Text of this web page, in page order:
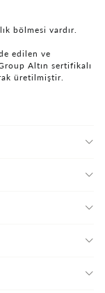
bölmesi vardır.
edilen ve
Altın sertifikalı
üretilmiştir.